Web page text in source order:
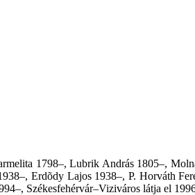
1798–, Lubrik András 1805–,
Erdõdy Lajos 1938–, P. Horváth
Székesfehérvár–Viziváros látja el